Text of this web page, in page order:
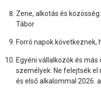
Zene, alkotás és
Tábor
Forró napok következnek,
Egyéni vállalkozók és
személyek: Ne felejtsék
és első alkalommal 2026.